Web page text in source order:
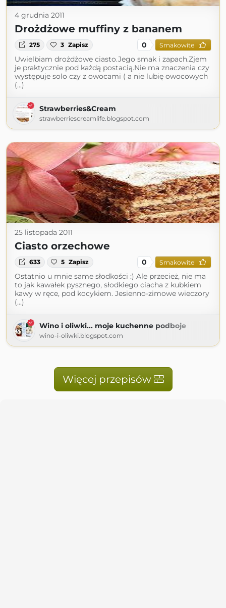
4 grudnia 2011
Drożdżowe muffiny z bananem
275 3 Zapisz 0 Smakowite
Uwielbiam drożdżowe ciasto.Jego smak i zapach.Zjem
je praktycznie pod każdą postacią.Nie ma znaczenia czy
występuje solo czy z owocami ( a nie lubię owocowych
(...)
Strawberries&Cream
strawberriescreamlife.blogspot.com
25 listopada 2011
Ciasto orzechowe
633 5 Zapisz 0 Smakowite
Ostatnio u mnie same słodkości :) Ale przecież, nie ma
to jak kawałek pysznego, słodkiego ciacha z kubkiem
kawy w ręce, pod kocykiem. Jesienno-zimowe wieczory
(...)
Wino i oliwki... moje kuchenne podboje
wino-i-oliwki.blogspot.com
Więcej przepisów